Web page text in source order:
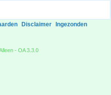
Disclaimer Ingezonden
- OA 3.3.0